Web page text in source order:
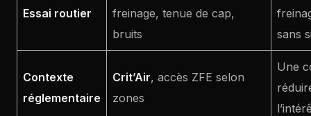
Essai routier
freinage, tenue de cap,
bruits
sans
Contexte
réglementaire
Crit’Air, accès ZFE selon
zones
Une